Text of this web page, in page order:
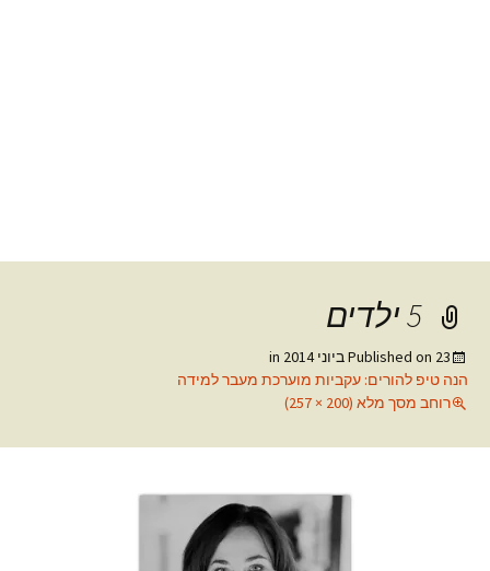
5 ילדים
Published on 23 ביוני 2014
הנה טיפ להורים: עקביות מוערכת מעבר למידה
רוחב מסך מלא (200 × 257)